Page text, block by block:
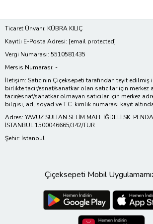
Ticaret Ünvanı: KÜBRA KILIÇ
Kayıtlı E-Posta Adresi: [email protected]
Vergi Numarası: 5510581435
Mersis Numarası: -
İletişim: Satıcının Çiçeksepeti tarafından teyit
birlikte tacir/esnaf/sanatkar olan satıcılar için merkez
tacir/esnaf/sanatkar olmayan satıcılar için merkez
bilgisi, ad, soyad ve T.C. kimlik numarası kayıt
Adres: YAVUZ SULTAN SELİM MAH. İĞDELİ SK.
İSTANBUL 1500046665/342/TUR
Şehir: İstanbul
Çiçeksepeti Mobil